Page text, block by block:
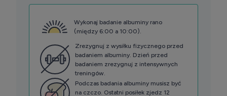
Wykonaj badanie albuminy rano
(między 6:00 a 10:00).
Zrezygnuj z wysiłku fizycznego przed
badaniem albuminy. Dzień przed
badaniem zrezygnuj z intensywnych
treningów.
Podczas badania albuminy musisz być
na czczo. Ostatni posiłek zjedz 12